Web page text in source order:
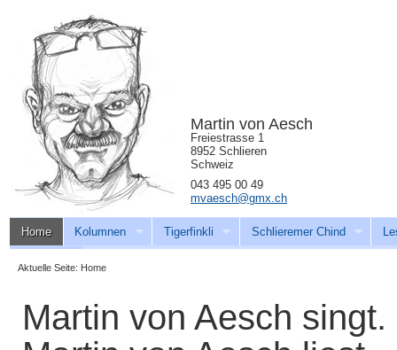
Home Kolumnen Tigerfinkli Schlieremer Chind
Martin von Aesch
Freiestrasse 1
8952 Schlieren
Schweiz
043 495 00 49
mvaesch@gmx.ch
Aktuelle Seite: Home
Martin von Aesch singt.